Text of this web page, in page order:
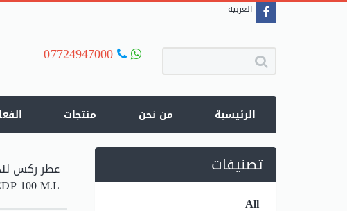
العربية
07724947000
الرئيسية من نحن منتجات
100 M.L
تصنيفات
All